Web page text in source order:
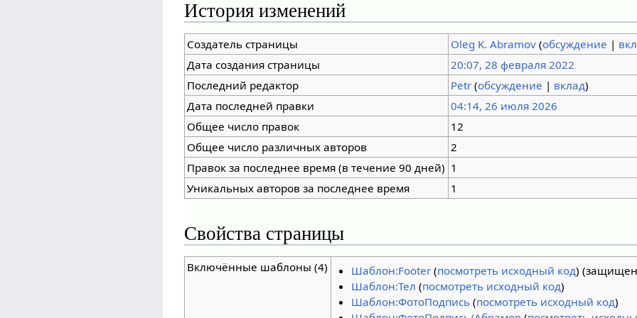
История изменений
Создатель страницы Oleg K. Abramov (обсуждение |
Дата создания страницы
20:07, 28 февраля 2022
Последний редактор
Petr (обсуждение | вклад)
Дата последней правки
04:14, 26 июля 2026
Общее число правок
12
Общее число различных авторов
2
Правок за последнее время (в течение 90 дней) 1
Уникальных авторов за последнее время
1
Свойства страницы
Включённые шаблоны (4) Шаблон:Footer(посмотреть исходный код)
Шаблон:Тел (посмотреть исходный код)
Шаблон:ФотоПодпись(посмотреть исходный код)